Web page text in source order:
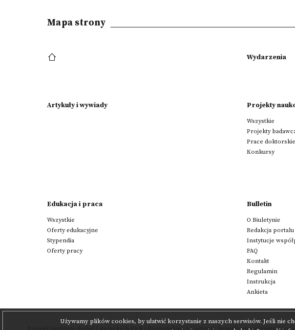
Używamy plików cookies, by ułatwić korzystanie z naszych serwisów. Jeśli nie
Mapa strony
Wydarzenia
Artykuły i wywiady Projekty
Wszystkie
Projekty
Prace
Konkursy
Edukacja i praca
Wszystkie
Oferty edukacyjne
Stypendia
Oferty pracy
Bulletin
O Biuletynie
Redakcja portalu
Instytucje
FAQ
Kontakt
Regulamin
Instrukcja
Ankieta
Poznańskiego Centrum Superkomputerowo-